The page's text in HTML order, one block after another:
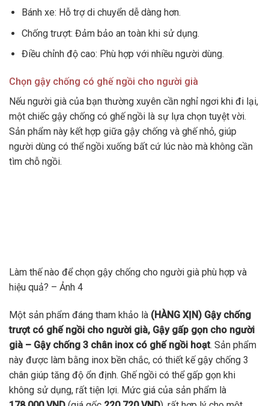
Bánh xe: Hỗ trợ di chuyển dễ dàng hơn.
Chống trượt: Đảm bảo an toàn khi sử dụng.
Điều chỉnh độ cao: Phù hợp với nhiều người dùng.
Chọn gậy chống có ghế ngồi cho người già
Nếu người già của bạn thường xuyên cần nghỉ ngơi khi đi lại,
một chiếc gậy chống có ghế ngồi là sự lựa chọn tuyệt vời.
Sản phẩm này kết hợp giữa gậy chống và ghế nhỏ, giúp
người dùng có thể ngồi xuống bất cứ lúc nào mà không cần
tìm chỗ ngồi.
Làm thế nào để chọn gậy chống cho người già phù hợp và
hiệu quả? – Ảnh 4
Một sản phẩm đáng tham khảo là (HÀNG XỊN) Gậy chống
trượt có ghế ngồi cho người già, Gậy gấp gọn cho người
già – Gậy chống 3 chân inox có ghế ngồi hoạt. Sản phẩm
này được làm bằng inox bền chắc, có thiết kế gậy chống 3
chân giúp tăng độ ổn định. Ghế ngồi có thể gấp gọn khi
không sử dụng, rất tiện lợi. Mức giá của sản phẩm là